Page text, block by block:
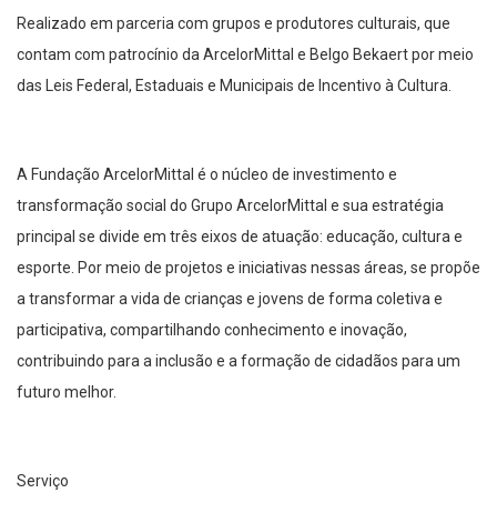
Realizado em parceria com grupos e produtores culturais, que
contam com patrocínio da ArcelorMittal e Belgo Bekaert por meio
das Leis Federal, Estaduais e Municipais de Incentivo à Cultura.
A Fundação ArcelorMittal é o núcleo de investimento e
transformação social do Grupo ArcelorMittal e sua estratégia
principal se divide em três eixos de atuação: educação, cultura e
esporte. Por meio de projetos e iniciativas nessas áreas, se propõe
a transformar a vida de crianças e jovens de forma coletiva e
participativa, compartilhando conhecimento e inovação,
contribuindo para a inclusão e a formação de cidadãos para um
futuro melhor.
Serviço